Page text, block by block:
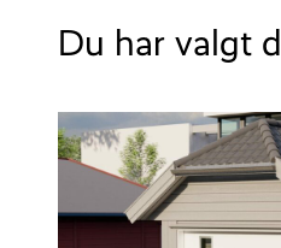
Du har valgt